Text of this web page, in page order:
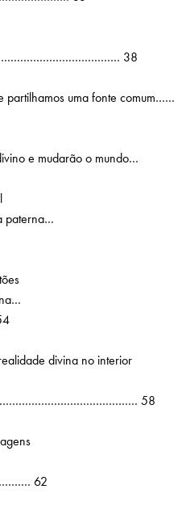
38
partilhamos uma fonte comum……
e mudarão o mundo…
paterna…
divina no interior
58
62